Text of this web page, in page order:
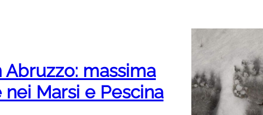
massima
Marsi e Pescina